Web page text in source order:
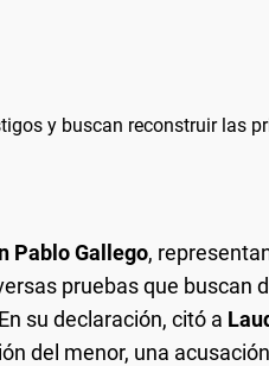
y buscan reconstruir las
Pablo Gallego,
pruebas que buscan
su declaración, citó a
del menor, una